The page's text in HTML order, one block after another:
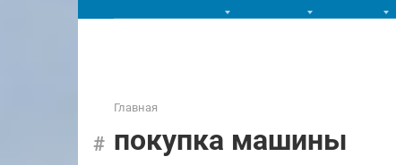
Главная
покупка машины